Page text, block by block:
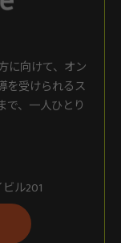
に向けて、オン
を受けられるス
で、一人ひとり
ル201